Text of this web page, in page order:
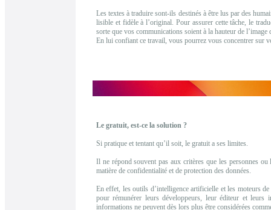
Les textes à traduire sont-ils destinés à être lus par des
lisible et fidèle à l’original. Pour assurer cette tâche, le
sorte que vos communications soient à la hauteur de l’image
En lui confiant ce travail, vous pourrez vous concentrer sur
Le gratuit, est-ce la solution ?
Si pratique et tentant qu’il soit, le gratuit a ses limites.
Il ne répond souvent pas aux critères que les personnes
matière de confidentialité et de protection des données.
En effet, les outils d’intelligence artificielle et les moteurs
pour rémunérer leurs développeurs, leur éditeur et leurs
informations ne peuvent dès lors plus être considérées